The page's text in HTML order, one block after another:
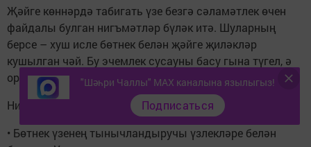
Җәйге көннәрдә табигать үзе безгә сәламәтлек өчен
файдалы булган нигъмәтләр бүләк итә. Шуларның
берсе – хуш исле бөтнек белән җәйге җиләкләр
кушылган чәй. Бу эчемлек сусауны басу гына түгел, ә
организмга зур файда да китерә.
Ни өчен бу чәйне эчәргә кирәк?
• Бөтнек үзенең тынычландыручы үзлекләре белән
"Шәһри Чаллы" MAX каналына язылыгыз!
Подписаться